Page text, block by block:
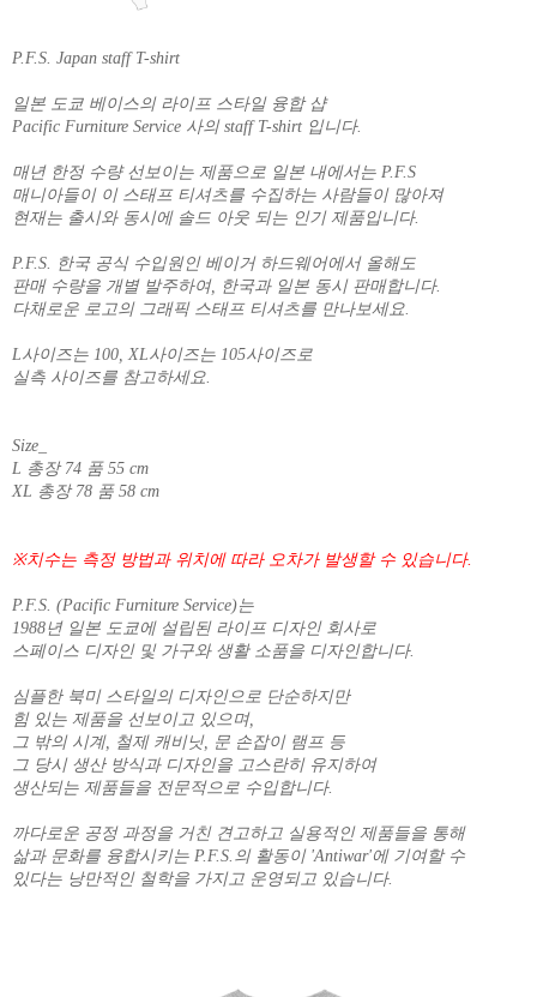
P.F.S. Japan staff T-shirt
일본 도쿄 베이스의 라이프 스타일 융합 샵
Pacific Furniture Service 사의 staff T-shirt 입니다.
매년 한정 수량 선보이는 제품으로 일본 내에서는 P.F.S
매니아들이 이 스태프 티셔츠를 수집하는 사람들이 많아져
현재는 출시와 동시에 솔드 아웃 되는 인기 제품입니다.
P.F.S. 한국 공식 수입원인 베이거 하드웨어에서 올해도
판매 수량을 개별 발주하여, 한국과 일본 동시 판매합니다.
다채로운 로고의 그래픽 스태프 티셔츠를 만나보세요.
L사이즈는 100, XL사이즈는 105사이즈로
실측 사이즈를 참고하세요.
Size_
L 총장 74 품 55 cm
XL 총장 78 품 58 cm
※치수는 측정 방법과 위치에 따라 오차가 발생할 수 있습니다.
P.F.S. (Pacific Furniture Service)는
1988년 일본 도쿄에 설립된 라이프 디자인 회사로
스페이스 디자인 및 가구와 생활 소품을 디자인합니다.
심플한 북미 스타일의 디자인으로 단순하지만
힘 있는 제품을 선보이고 있으며,
그 밖의 시계, 철제 캐비닛, 문 손잡이 램프 등
그 당시 생산 방식과 디자인을 고스란히 유지하여
생산되는 제품들을 전문적으로 수입합니다.
까다로운 공정 과정을 거친 견고하고 실용적인 제품들을 통해
삶과 문화를 융합시키는 P.F.S.의 활동이 'Antiwar'에 기여할 수
있다는 낭만적인 철학을 가지고 운영되고 있습니다.